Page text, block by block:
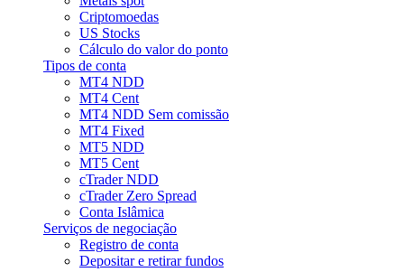
Criptomoedas
US Stocks
Cálculo do valor do ponto
Tipos de conta
MT4 NDD
MT4 Cent
MT4 NDD Sem comissão
MT4 Fixed
MT5 NDD
MT5 Cent
cTrader NDD
cTrader Zero Spread
Conta Islâmica
Serviços de negociação
Registro de conta
Depositar e retirar fundos